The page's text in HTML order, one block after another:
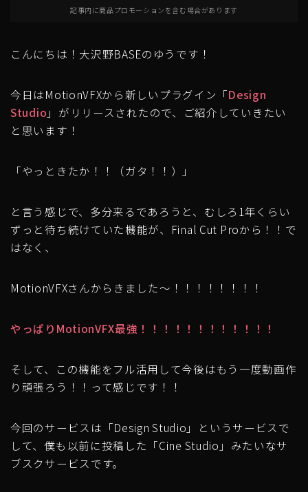
記事内に商品プロモーションを含む場合があります
こんにちは！大沢野BASEのゆうです！
今日はMotionVFXから新しいプラグイン「Design
Studio 」がリリースされたので、ご紹介していきたい
と思います！
「やっときたか！！（ガタ！！）」
と言う感じで、多分来るであろうと、むしろ1年くらい
ずっと待ち続けていた機能が、Final Cut Proから！！で
はなく、
MotionVFXさんからきました〜！！！！！！！！
やっぱりMotionVFX最強！！！！！！！！！！！！
そして、この機能をフル活用して今後はもう一度動画作
り頑張ろう！！って感じです！！
今回のサービスは「Design Studio」というサービスで
して、僕も以前に投稿した「Cine Studio」みたいなサ
ブスクサービスです。